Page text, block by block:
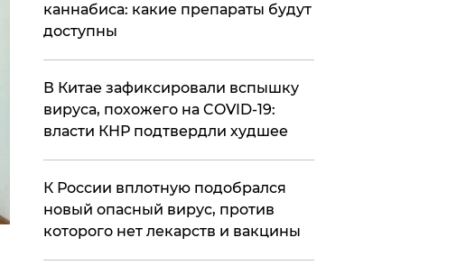
каннабиса: какие препараты будут
доступны
В Китае зафиксировали вспышку
вируса, похожего на COVID-19:
власти КНР подтвердли худшее
К России вплотную подобрался
новый опасный вирус, против
которого нет лекарств и вакцины